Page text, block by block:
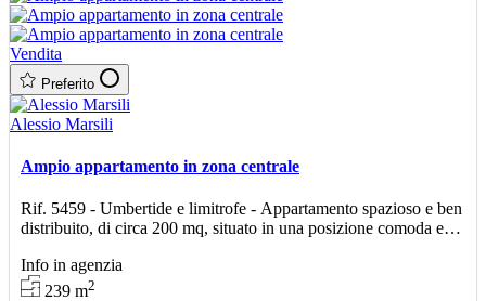
Vendita
Preferito
Alessio Marsili
Ampio appartamento in zona centrale
Rif. 5459 - Umbertide e limitrofe - Appartamento spazioso e ben
distribuito, di circa 200 mq, situato in una posizione comoda e
Info in agenzia
239m2